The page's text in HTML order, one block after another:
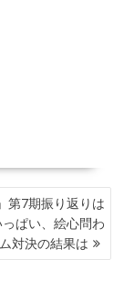
第7期振り返りは
ぱい、絵心問わ
対決の結果は